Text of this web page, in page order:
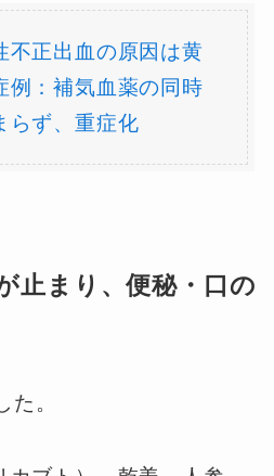
不正出血の原因は黄
例：補気血薬の同時
らず、重症化
止まり、便秘・口の
た。